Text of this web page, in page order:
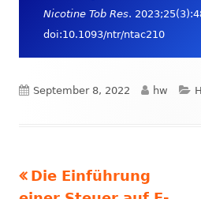
Nicotine Tob Res.
doi:10.1093/ntr/ntac210
Veröffentlicht
September 8, 2022 Autor
hw
Beitrags-
Vorheriger
Die Einführung